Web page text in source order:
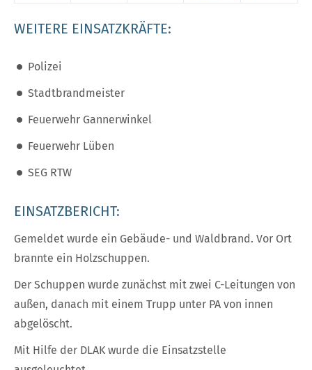
WEITERE EINSATZKRÄFTE:
Polizei
Stadtbrandmeister
Feuerwehr Gannerwinkel
Feuerwehr Lüben
SEG RTW
EINSATZBERICHT:
Gemeldet wurde ein Gebäude- und Waldbrand. Vor Ort
brannte ein Holzschuppen.
Der Schuppen wurde zunächst mit zwei C-Leitungen von
außen, danach mit einem Trupp unter PA von innen
abgelöscht.
Mit Hilfe der DLAK wurde die Einsatzstelle